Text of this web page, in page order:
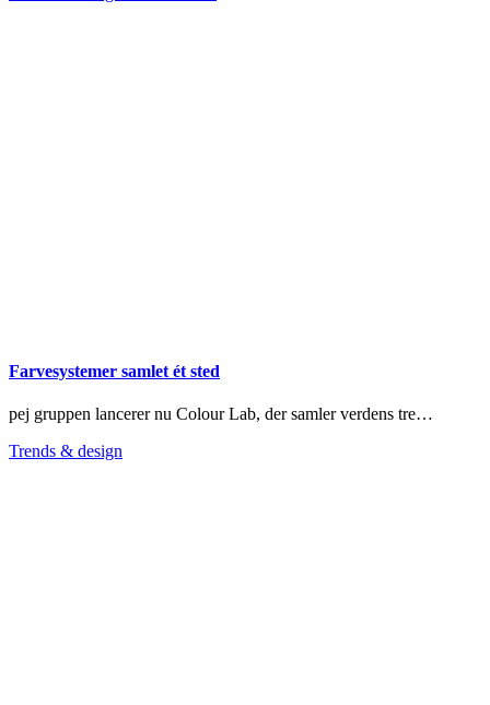
Farvesystemer samlet ét sted
pej gruppen lancerer nu Colour Lab, der samler verdens tre…
Trends & design